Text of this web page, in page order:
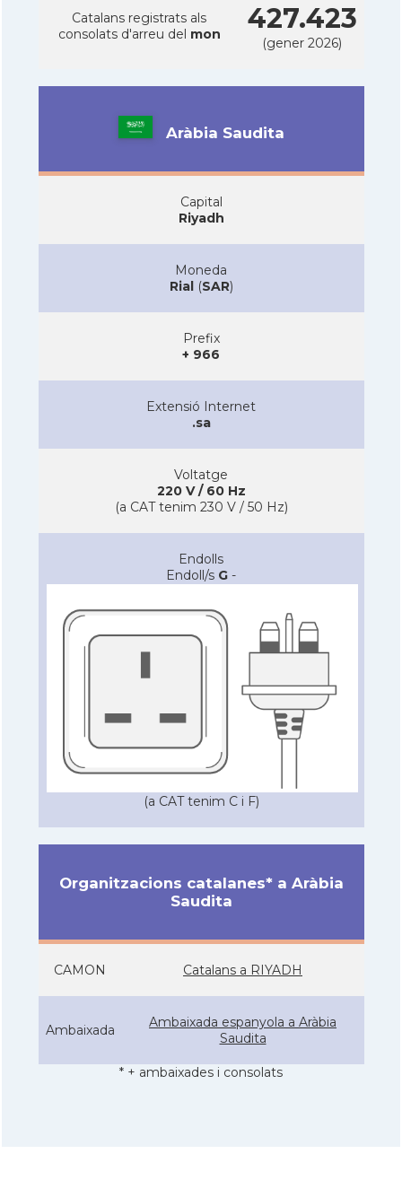
Catalans registrats als
consolats d'arreu del mon 427.423
(gener 2026)
Aràbia Saudita
Capital
Riyadh
Moneda
Rial(SAR)
Prefix
+ 966
Extensió Internet
.sa
Voltatge
220 V / 60 Hz
(a CAT tenim 230 V / 50 Hz)
Endolls
Endoll/s G -
(a CAT tenim C i F)
Organitzacions catalanes* a Aràbia
Saudita
CAMON Catalans a RIYADH
Ambaixada
Ambaixada espanyola a Aràbia
Saudita
* + ambaixades i consolats